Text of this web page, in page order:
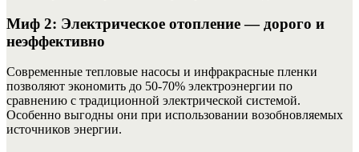
Миф 2: Электрическое отопление — дорого и
неэффективно
Современные тепловые насосы и инфракрасные пленки
позволяют экономить до 50-70% электроэнергии по
сравнению с традиционной электрической системой.
Особенно выгодны они при использовании возобновляемых
источников энергии.